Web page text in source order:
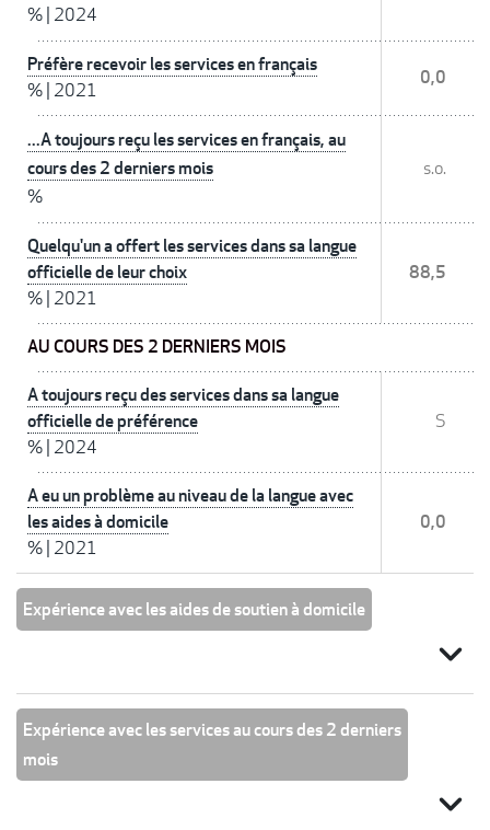
% 2024
Préfère recevoir les services en français
% 2021
0,0
...A toujours reçu les services en français, au
cours des 2 derniers mois
%
s.o.
Quelqu'un a offert les services dans sa langue
officielle de leur choix
% 2021
88,5
AU COURS DES 2 DERNIERS MOIS
A toujours reçu des services dans sa langue
officielle de préférence
% 2024
S
A eu un problème au niveau de la langue avec
les aides à domicile
% 2021
0,0
Expérience avec les aides de soutien à domicile
expand_more
Expérience avec les services au cours des 2 derniers
mois
expand_more